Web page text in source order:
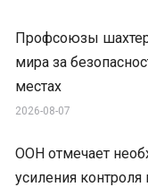
Профсоюзы
мира за
местах
2026-08-07
ООН отмечает
усиления контроля